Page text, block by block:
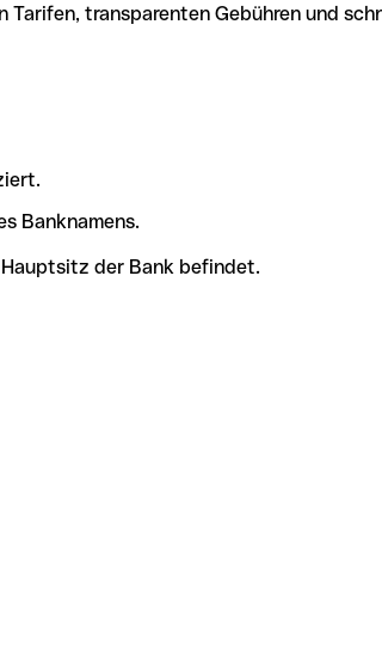
transparenten Gebühren und
Banknamens.
der Bank befindet.